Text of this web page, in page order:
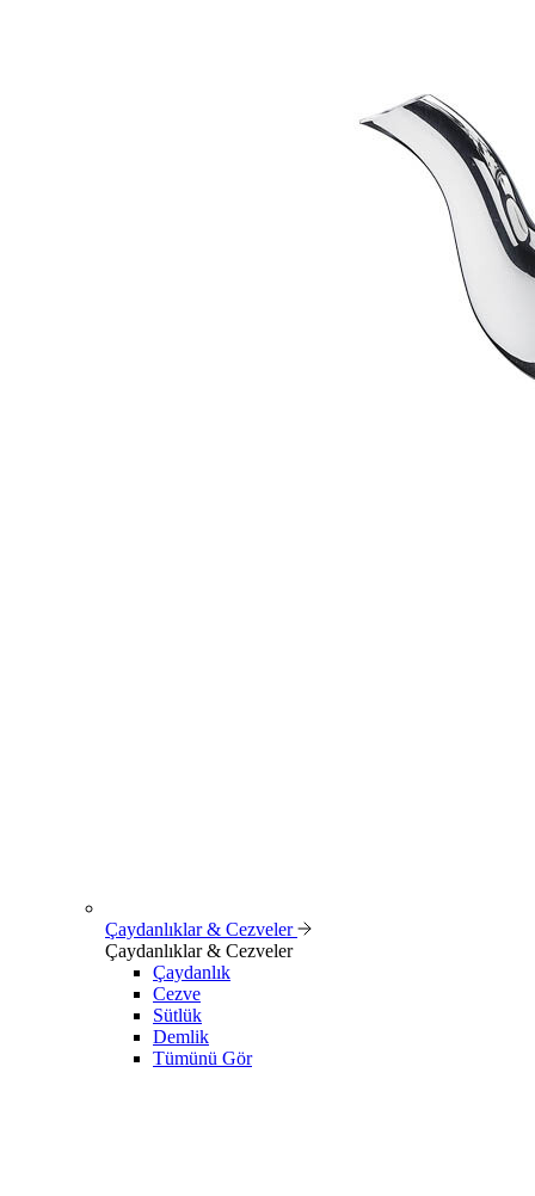
Çaydanlıklar & Cezveler
Çaydanlıklar & Cezveler
Çaydanlık
Cezve
Sütlük
Demlik
Tümünü Gör